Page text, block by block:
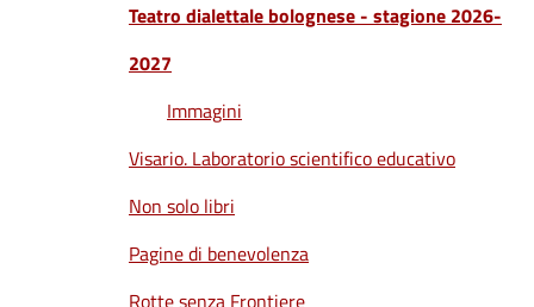
Teatro dialettale bolognese - stagione 2026-
2027
Immagini
Visario. Laboratorio scientifico educativo
Non solo libri
Pagine di benevolenza